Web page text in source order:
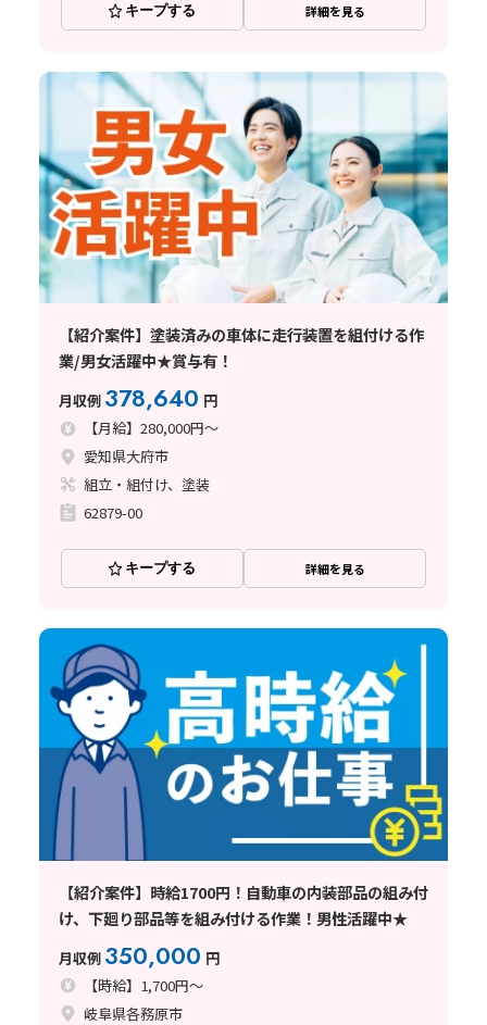
キープする 詳細を見る
【紹介案件】塗装済みの車体に走行装置を組付ける作
業/男女活躍中★賞与有！
月収例 378,640 円
【月給】280,000円～
愛知県大府市
組立・組付け、塗装
62879-00
キープする 詳細を見る
【紹介案件】時給1700円！自動車の内装部品の組み付
け、下廻り部品等を組み付ける作業！男性活躍中★
月収例 350,000 円
【時給】1,700円～
岐阜県各務原市